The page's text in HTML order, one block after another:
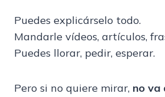
Puedes explicárselo todo.
Mandarle vídeos, artículos,
Puedes llorar, pedir, esperar.
Pero si no quiere mirar, no va